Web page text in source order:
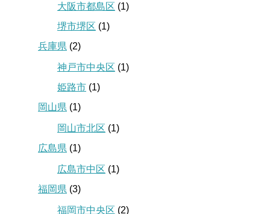
大阪市都島区 (1)
堺市堺区 (1)
兵庫県 (2)
神戸市中央区 (1)
姫路市 (1)
岡山県 (1)
岡山市北区 (1)
広島県 (1)
広島市中区 (1)
福岡県 (3)
福岡市中央区 (2)